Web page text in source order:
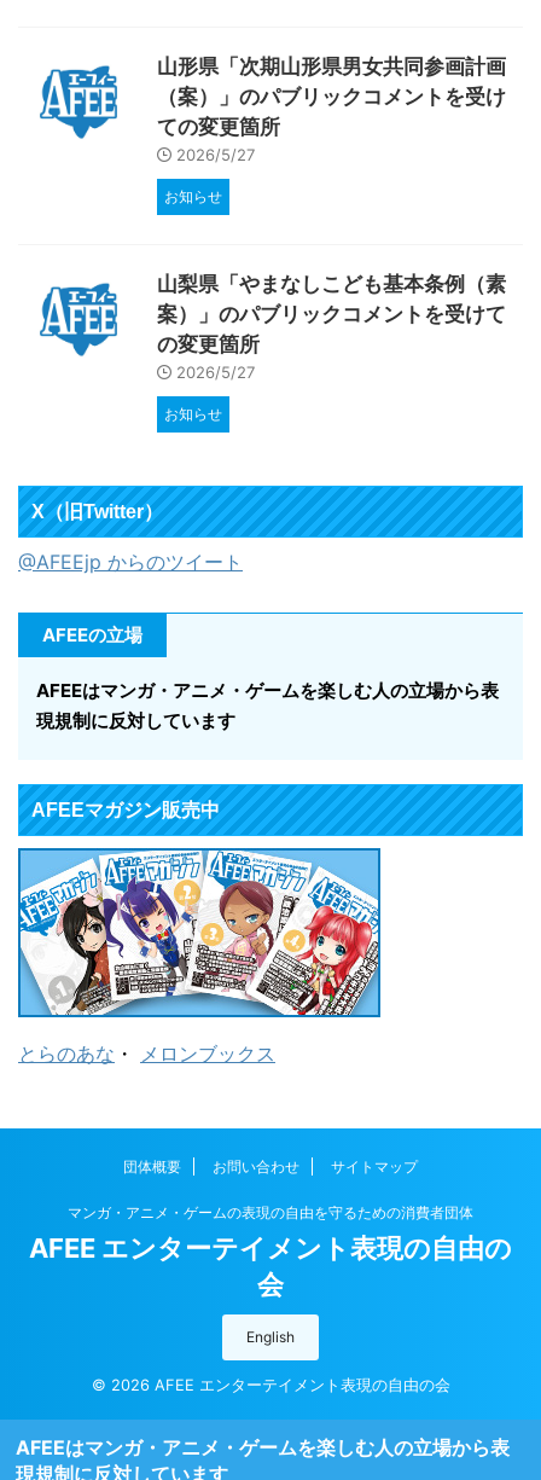
山形県「次期山形県男女共同参画計画
（案）」のパブリックコメントを受け
ての変更箇所
2026/5/27
お知らせ
山梨県「やまなしこども基本条例（素
案）」のパブリックコメントを受けて
の変更箇所
2026/5/27
お知らせ
X（旧Twitter）
@AFEEjp からのツイート
AFEEの立場
AFEEはマンガ・アニメ・ゲームを楽しむ人の立場から表
現規制に反対しています
AFEEマガジン販売中
とらのあな ・ メロンブックス
団体概要 お問い合わせ サイトマップ
マンガ・アニメ・ゲームの表現の自由を守るための消費者団体
AFEE エンターテイメント表現の自由の
会
English
© 2026 AFEE エンターテイメント表現の自由の会
AFEEはマンガ・アニメ・ゲームを楽しむ人の立場から表
現規制に反対しています